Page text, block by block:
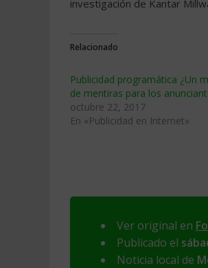
investigación de Kantar
Relacionado
Publicidad programática ¿Un
de mentiras para los
octubre 22, 2017
En «Publicidad en Internet»
Ver original en
Publicado el
Noticia local de